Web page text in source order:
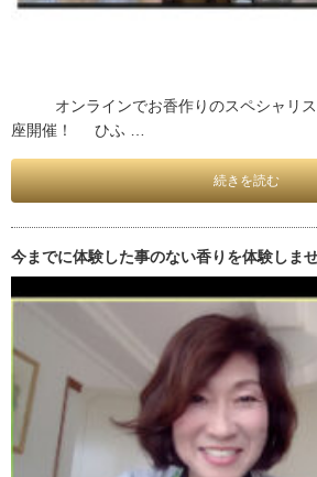
オンラインでお香作りのスペシャ
座開催！ ひふ …
続きを読む
今までに体験した事のない香りを体験しま